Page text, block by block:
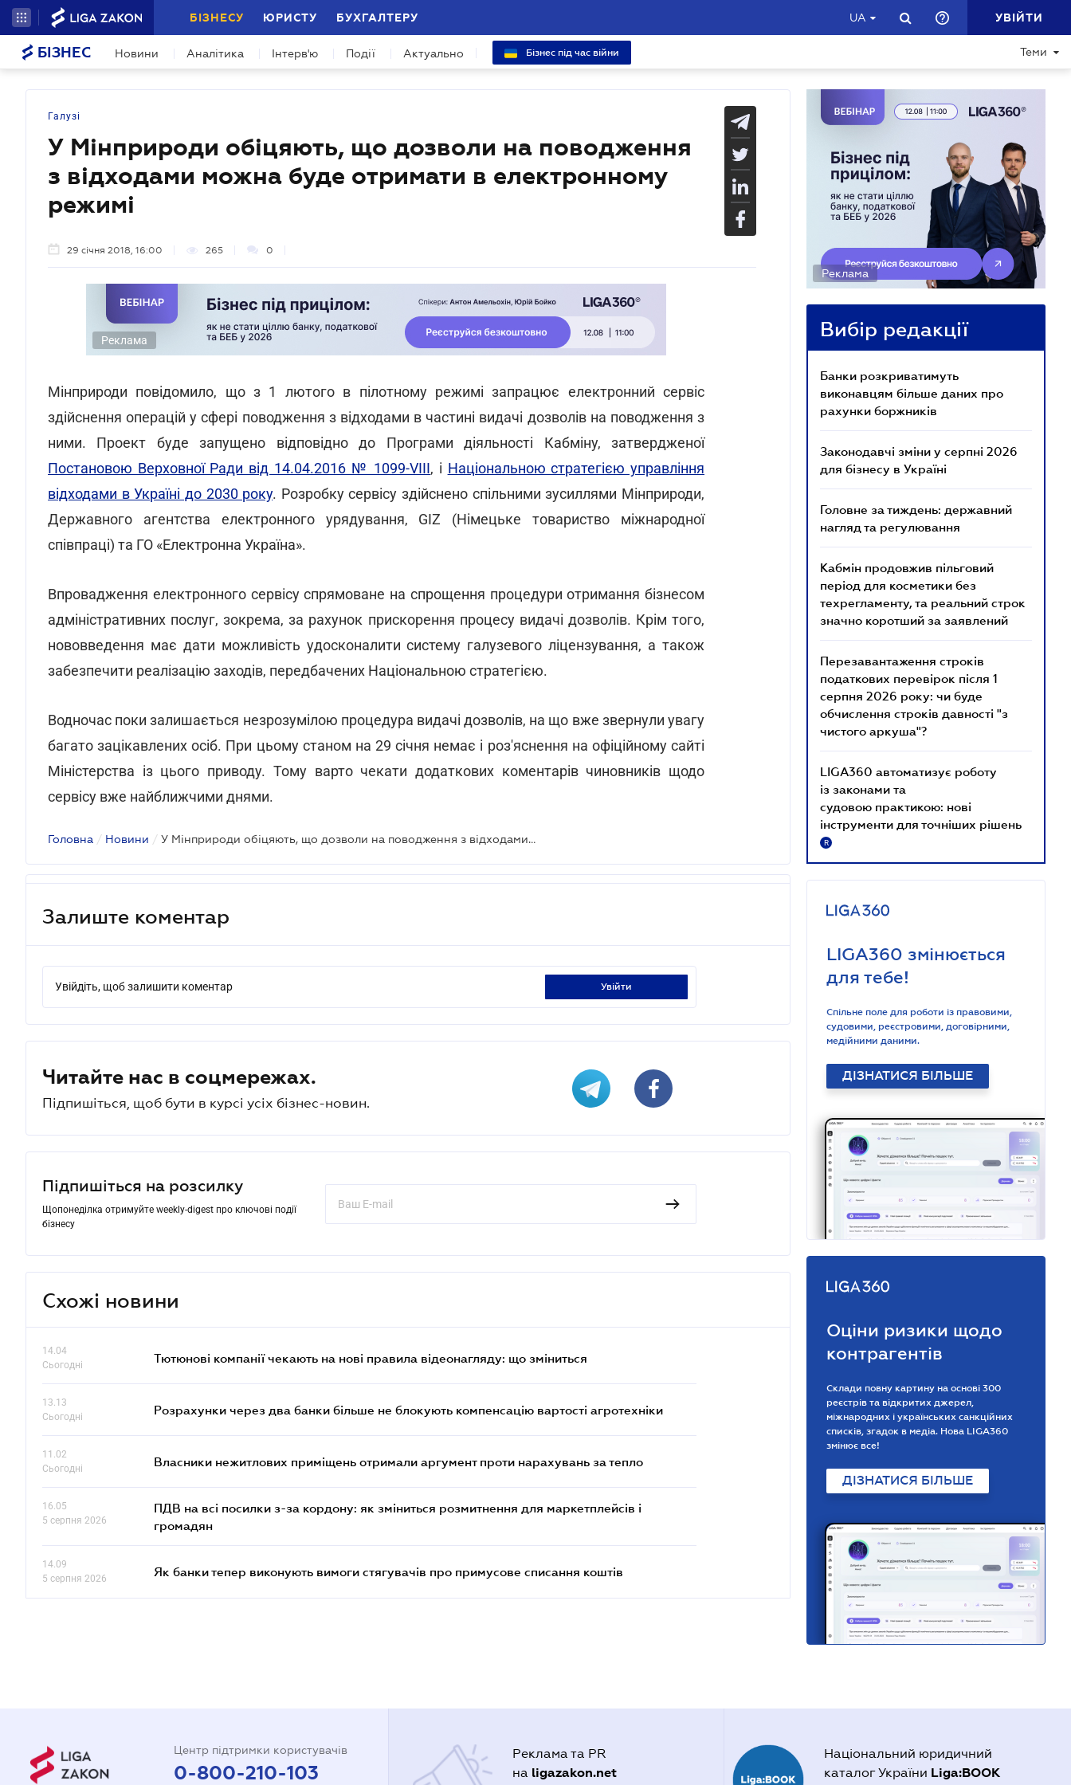
БІЗНЕСУ ЮРИСТУ БУХГАЛТЕРУ UA УВІЙТИ
БІЗНЕС Новини Аналітика Інтерв'ю Події Актуально Бізнес під час війни Теми
Галузі
У Мінприроди обіцяють, що дозволи на поводження
з відходами можна буде отримати в електронному
режимі
29 січня 2018, 16:00 265 0
Реклама
Мінприроди повідомило, що з 1 лютого в пілотному режимі запрацює електронний сервіс
здійснення операцій у сфері поводження з відходами в частині видачі дозволів на поводження з
ними. Проект буде запущено відповідно до Програми діяльності Кабміну, затвердженої
Постановою Верховної Ради від 14.04.2016 № 1099-VIII, і Національною стратегією управління
відходами в Україні до 2030 року. Розробку сервісу здійснено спільними зусиллями Мінприроди,
Державного агентства електронного урядування, GIZ (Німецьке товариство міжнародної
співпраці) та ГО «Електронна Україна».
Впровадження електронного сервісу спрямоване на спрощення процедури отримання бізнесом
адміністративних послуг, зокрема, за рахунок прискорення процесу видачі дозволів. Крім того,
нововведення має дати можливість удосконалити систему галузевого ліцензування, а також
забезпечити реалізацію заходів, передбачених Національною стратегією.
Водночас поки залишається незрозумілою процедура видачі дозволів, на що вже звернули увагу
багато зацікавлених осіб. При цьому станом на 29 січня немає і роз'яснення на офіційному сайті
Міністерства із цього приводу. Тому варто чекати додаткових коментарів чиновників щодо
сервісу вже найближчими днями.
Головна / Новини / У Мінприроди обіцяють, що дозволи на поводження з відходами можна буде отримати в електронному режимі
Залиште коментар
Увійдіть, щоб залишити коментар увійти
Читайте нас в соцмережах.
Підпишіться, щоб бути в курсі усіх бізнес-новин.
Підпишіться на розсилку
Щопонеділка отримуйте weekly-digest про ключові події
бізнесу
Схожі новини
14.04
Сьогодні
Тютюнові компанії чекають на нові правила відеонагляду: що зміниться
13.13
Сьогодні
Розрахунки через два банки більше не блокують компенсацію вартості агротехніки
11.02
Сьогодні
Власники нежитлових приміщень отримали аргумент проти нарахувань за тепло
16.05
5 серпня 2026
ПДВ на всі посилки з-за кордону: як зміниться розмитнення для маркетплейсів і
громадян
14.09
5 серпня 2026
Як банки тепер виконують вимоги стягувачів про примусове списання коштів
Реклама
Вибір редакції
Банки розкриватимуть
виконавцям більше даних про
рахунки боржників
Законодавчі зміни у серпні 2026
для бізнесу в Україні
Головне за тиждень: державний
нагляд та регулювання
Кабмін продовжив пільговий
період для косметики без
техрегламенту, та реальний строк
значно коротший за заявлений
Перезавантаження строків
податкових перевірок після 1
серпня 2026 року: чи буде
обчислення строків давності "з
чистого аркуша"?
LIGA360 автоматизує роботу
із законами та
судовою практикою: нові
інструменти для точніших рішень
R
LIGA360 змінюється
для тебе!
Спільне поле для роботи із правовими,
судовими, реєстровими, договірними,
медійними даними.
ДІЗНАТИСЯ БІЛЬШЕ
Оціни ризики щодо
контрагентів
Склади повну картину на основі 300
реєстрів та відкритих джерел,
міжнародних і українських санкційних
списків, згадок в медіа. Нова LIGA360
змінює все!
ДІЗНАТИСЯ БІЛЬШЕ
Центр підтримки користувачів
0-800-210-103
Реклама та PR
на ligazakon.net
Національний юридичний
каталог України Liga:BOOK